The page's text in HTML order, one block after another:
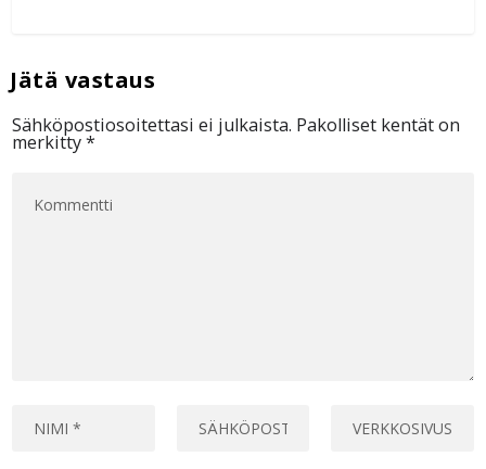
Sähköpostiosoitettasi ei julkaista. Pakolliset kentät on
merkitty*